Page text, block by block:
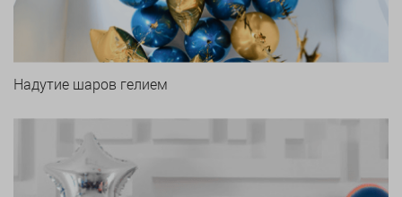
Надутие шаров гелием